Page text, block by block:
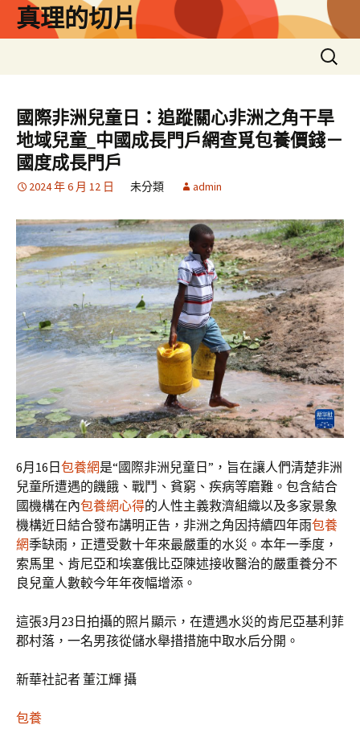
真理的切片
搜
尋
鍵
字:
國際非洲兒童日：追蹤關心非洲之角干旱
地域兒童_中國成長門戶網查覓包養價錢－
國度成長門戶
2024 年 6 月 12 日 未分類 admin
6月16日 包養網是“國際非洲兒童日”，旨在讓人們清楚非洲
兒童所遭遇的饑餓、戰鬥、貧窮、疾病等磨難。包含結合
國機構在內包養網心得的人性主義救濟組織以及多家景象
機構近日結合發布講明正告，非洲之角因持續四年雨包養
網季缺雨，正遭受數十年來最嚴重的水災。本年一季度，
索馬里、肯尼亞和埃塞俄比亞陳述接收醫治的嚴重養分不
良兒童人數較今年年夜幅增添。
這張3月23日拍攝的照片顯示，在遭遇水災的肯尼亞基利菲
郡村落，一名男孩從儲水舉措措施中取水后分開。
新華社記者 董江輝 攝
包養